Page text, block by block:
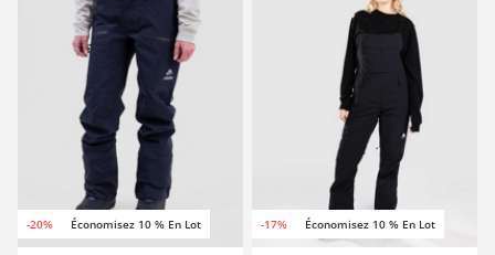
-20% Économisez 10 % En Lot -17% Économisez 10 % En Lot